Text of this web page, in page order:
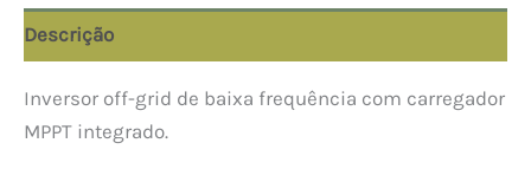
MUST
MODELO
5048
HP
Descrição
Inversor off-grid de baixa frequência com carregador
MPPT integrado.